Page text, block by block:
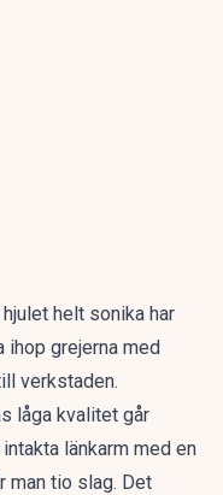
helt sonika har
ihop grejerna med
verkstaden.
låga kvalitet går
länkarm med en
man tio slag. Det